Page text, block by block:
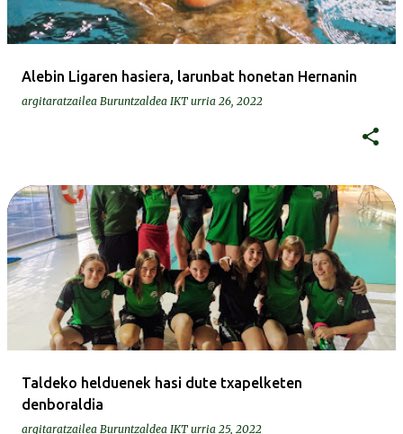
Alebin Ligaren hasiera, larunbat honetan Hernanin
argitaratzailea Buruntzaldea IKT urria 26, 2022
Taldeko helduenek hasi dute txapelketen
denboraldia
argitaratzailea Buruntzaldea IKT urria 25, 2022